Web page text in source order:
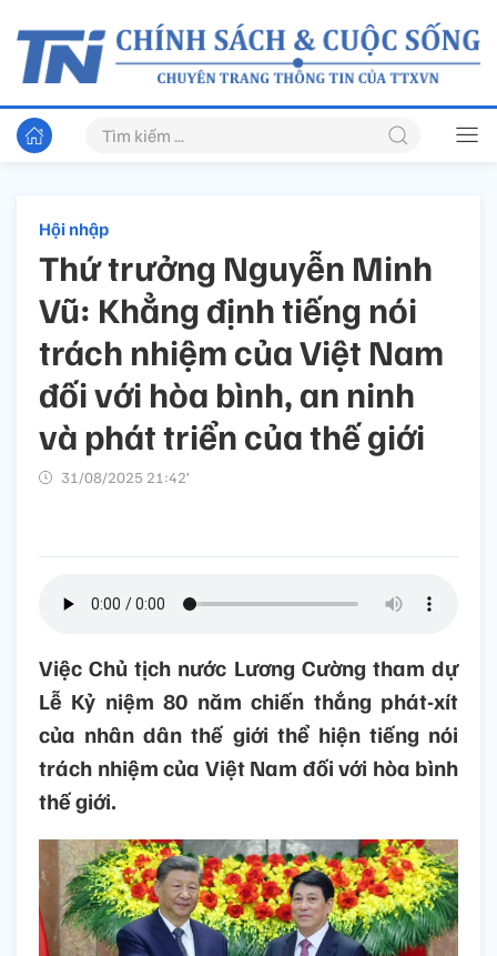
Hội nhập
Thứ trưởng Nguyễn Minh
Vũ: Khẳng định tiếng nói
trách nhiệm của Việt Nam
đối với hòa bình, an ninh
và phát triển của thế giới
31/08/2025 21:42’
Việc Chủ tịch nước Lương Cường tham dự
Lễ Kỷ niệm 80 năm chiến thắng phát-xít
của nhân dân thế giới thể hiện tiếng nói
trách nhiệm của Việt Nam đối với hòa bình
thế giới.